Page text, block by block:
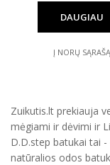
DAUGIAU
Į NORŲ SĄRAŠĄ
Zuikutis.lt prekiauja
mėgiami ir dėvimi ir
D.D.step batukai tai
natūralios odos